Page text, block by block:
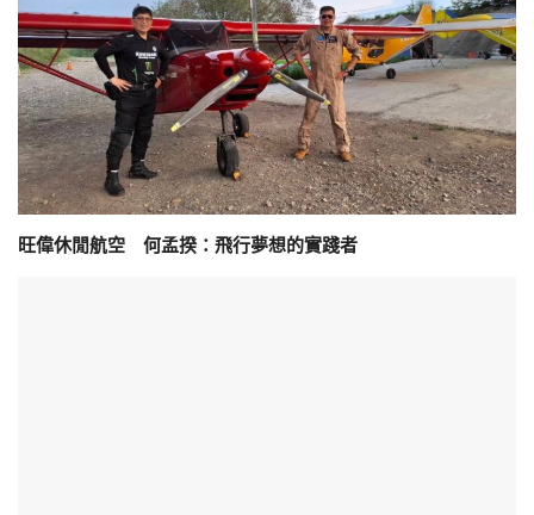
旺偉休閒航空 何孟揆：飛行夢想的實踐者